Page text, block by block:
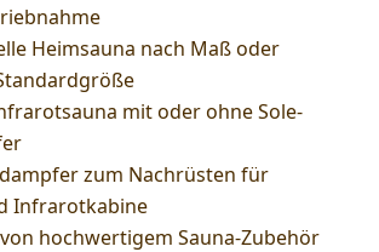
Heimsauna nach Maß oder
mit oder ohne Sole-
zum Nachrüsten für
Infrarotkabine
hochwertigem Sauna-Zubehör